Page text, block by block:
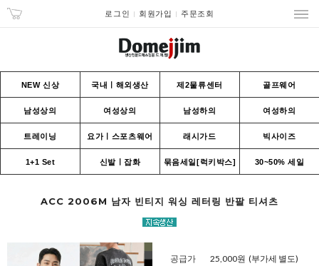
로그인 회원가입 주문조회
NEW 신상 국내ㅣ해외생산 제2물류센터 골프웨어
남성상의 여성상의 남성하의 여성하의
트레이닝 요가ㅣ스포츠웨어 래시가드 빅사이즈
1+1 Set 신발ㅣ잡화 묶음세일[럭키박스] 30~50% 세일
ACC 2006M 남자 빈티지 워싱 레터링 반팔 티셔츠
공급가 25,000원 (부가세 별도)